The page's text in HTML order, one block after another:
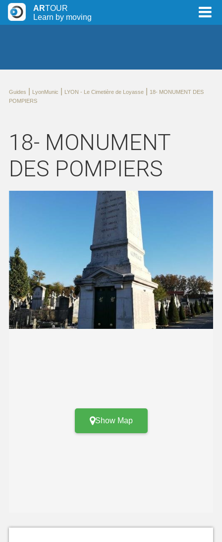
ARTOUR
Learn by moving
Guides LyonMunic LYON - Le Cimetière de Loyasse|
18- MONUMENT DES
POMPIERS
18- MONUMENT
DES POMPIERS
Show Map